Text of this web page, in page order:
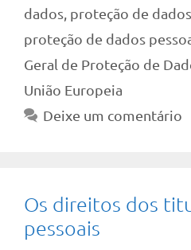
dados proteção de
proteção de dados
Geral de Proteção de
União Europeia
Deixe um comentário
Os direitos dos
pessoais